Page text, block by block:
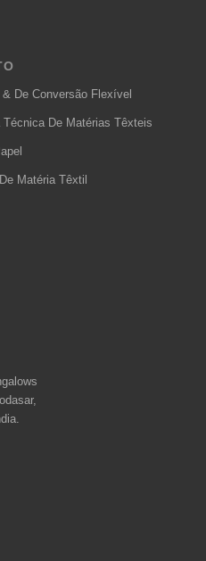
De Conversão Flexível
De Matérias Têxteis
Matéria Têxtil